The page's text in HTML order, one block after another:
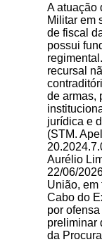
A atuação
Militar em
de fiscal
possui
recursal
de armas,
jurídica e
(STM.
Aurélio
22/06/
União, em
Cabo do
por
preliminar
da